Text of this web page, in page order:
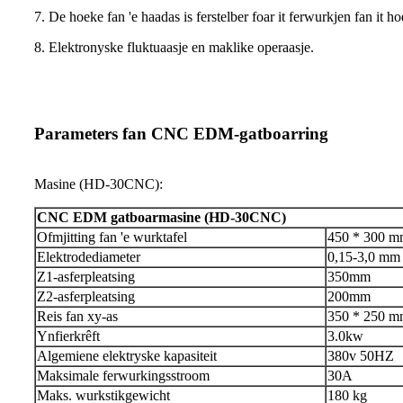
7. De hoeke fan 'e haadas is ferstelber foar it ferwurkjen fan it
8. Elektronyske fluktuaasje en maklike operaasje.
Parameters fan CNC EDM-gatboarring
Masine (HD-30CNC):
CNC EDM gatboarmasine (HD-30CNC)
Ofmjitting fan 'e wurktafel
450 * 300
Elektrodediameter
0,15-3,0 mm
Z1-asferpleatsing
350mm
Z2-asferpleatsing
200mm
Reis fan xy-as
350 * 250
Ynfierkrêft
3.0kw
Algemiene elektryske kapasiteit
380v 50HZ
Maksimale ferwurkingsstroom
30A
Maks. wurkstikgewicht
180 kg